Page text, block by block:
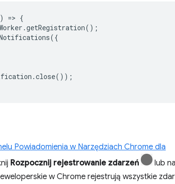
) => {
.getRegistration();
({
.close());
Powiadomienia w Narzędziach Chrome dla
Rozpocznij rejestrowanie zdarzeń lub
w Chrome rejestrują wszystkie